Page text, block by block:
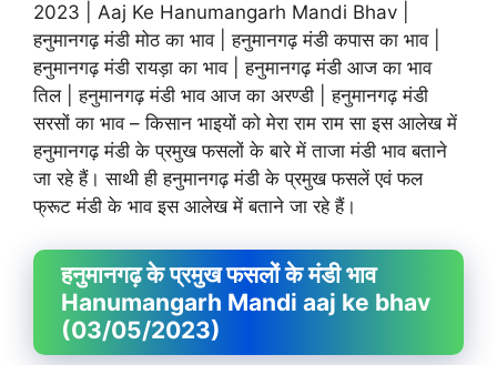
2023 | Aaj Ke Hanumangarh Mandi Bhav |
हनुमानगढ़ मंडी मोठ का भाव | हनुमानगढ़ मंडी कपास का भाव |
हनुमानगढ़ मंडी रायड़ा का भाव | हनुमानगढ़ मंडी आज का भाव
तिल | हनुमानगढ़ मंडी भाव आज का अरण्डी | हनुमानगढ़ मंडी
सरसों का भाव – किसान भाइयों को मेरा राम राम सा इस आलेख में
हनुमानगढ़ मंडी के प्रमुख फसलों के बारे में ताजा मंडी भाव बताने
जा रहे हैं। साथी ही हनुमानगढ़ मंडी के प्रमुख फसलें एवं फल
फ्रूट मंडी के भाव इस आलेख में बताने जा रहे हैं।
हनुमानगढ़ के प्रमुख फसलों के मंडी भाव
Hanumangarh Mandi aaj ke bhav
(03/05/2023)